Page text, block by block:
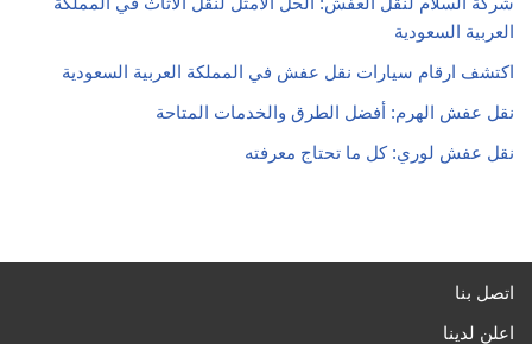
العربية السعودية
اكتشف ارقام سيارات نقل عفش في المملكة العربية السعودية
نقل عفش الهرم: أفضل الطرق والخدمات المتاحة
نقل عفش لوري: كل ما تحتاج معرفته
اتصل بنا
اعلن لدينا